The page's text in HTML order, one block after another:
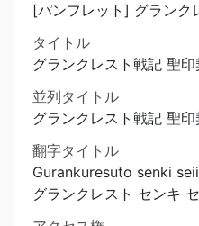
[パンフレット] グランク
タイトル
グランクレスト戦記 聖
並列タイトル
グランクレスト戦記 聖
翻字タイトル
Gurankuresuto senki
グランクレスト センキ